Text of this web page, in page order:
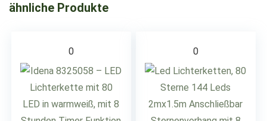
ähnliche Produkte
0 0